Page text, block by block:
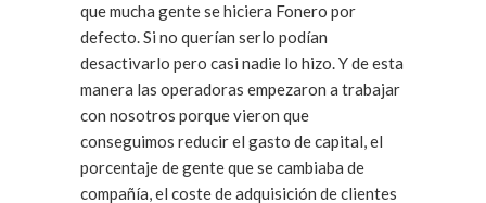
que mucha gente se hiciera Fonero por
defecto. Si no querían serlo podían
desactivarlo pero casi nadie lo hizo. Y de esta
manera las operadoras empezaron a trabajar
con nosotros porque vieron que
conseguimos reducir el gasto de capital, el
porcentaje de gente que se cambiaba de
compañía, el coste de adquisición de clientes